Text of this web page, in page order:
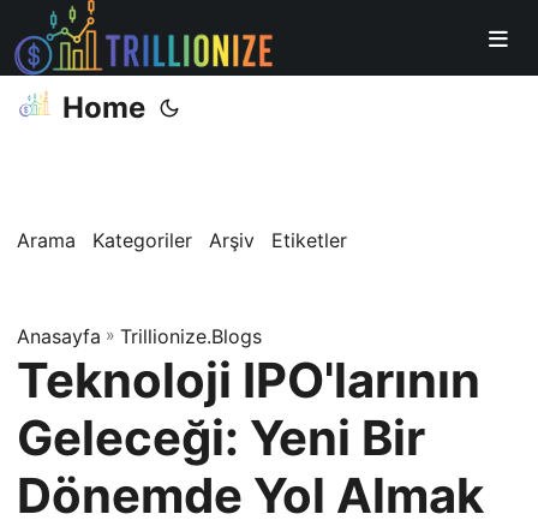
Home
Arama Kategoriler Arşiv Etiketler
Anasayfa » Trillionize.Blogs
Teknoloji IPO'larının
Geleceği: Yeni Bir
Dönemde Yol Almak